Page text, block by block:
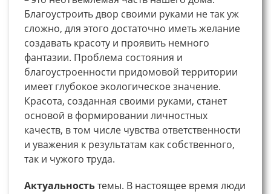
Благоустроить двор своими руками не так уж
сложно, для этого достаточно иметь желание
создавать красоту и проявить немного
фантазии. Проблема состояния и
благоустроенности придомовой территории
имеет глубокое экологическое значение.
Красота, созданная своими руками, станет
основой в формировании личностных
качеств, в том числе чувства ответственности
и уважения к результатам как собственного,
так и чужого труда.
Актуальностьтемы. В настоящее время люди